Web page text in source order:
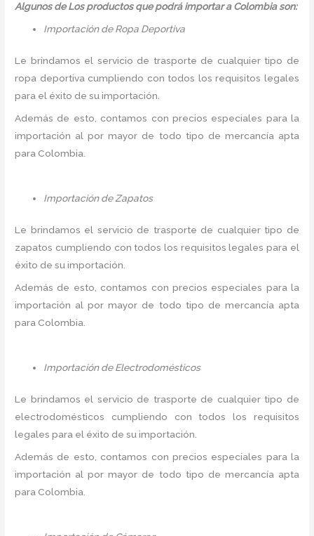
Algunos de Los productos que podrá importar a Colombia son:
Importación de Ropa Deportiva
Le brindamos el servicio de trasporte de cualquier tipo de
ropa deportiva cumpliendo con todos los requisitos legales
para el éxito de su importación.
Además de esto, contamos con precios especiales para la
importación al por mayor de todo tipo de mercancía apta
para Colombia.
Importación de Zapatos
Le brindamos el servicio de trasporte de cualquier tipo de
zapatos cumpliendo con todos los requisitos legales para el
éxito de su importación.
Además de esto, contamos con precios especiales para la
importación al por mayor de todo tipo de mercancía apta
para Colombia.
Importación de Electrodomésticos
Le brindamos el servicio de trasporte de cualquier tipo de
electrodomésticos cumpliendo con todos los requisitos
legales para el éxito de su importación.
Además de esto, contamos con precios especiales para la
importación al por mayor de todo tipo de mercancía apta
para Colombia.